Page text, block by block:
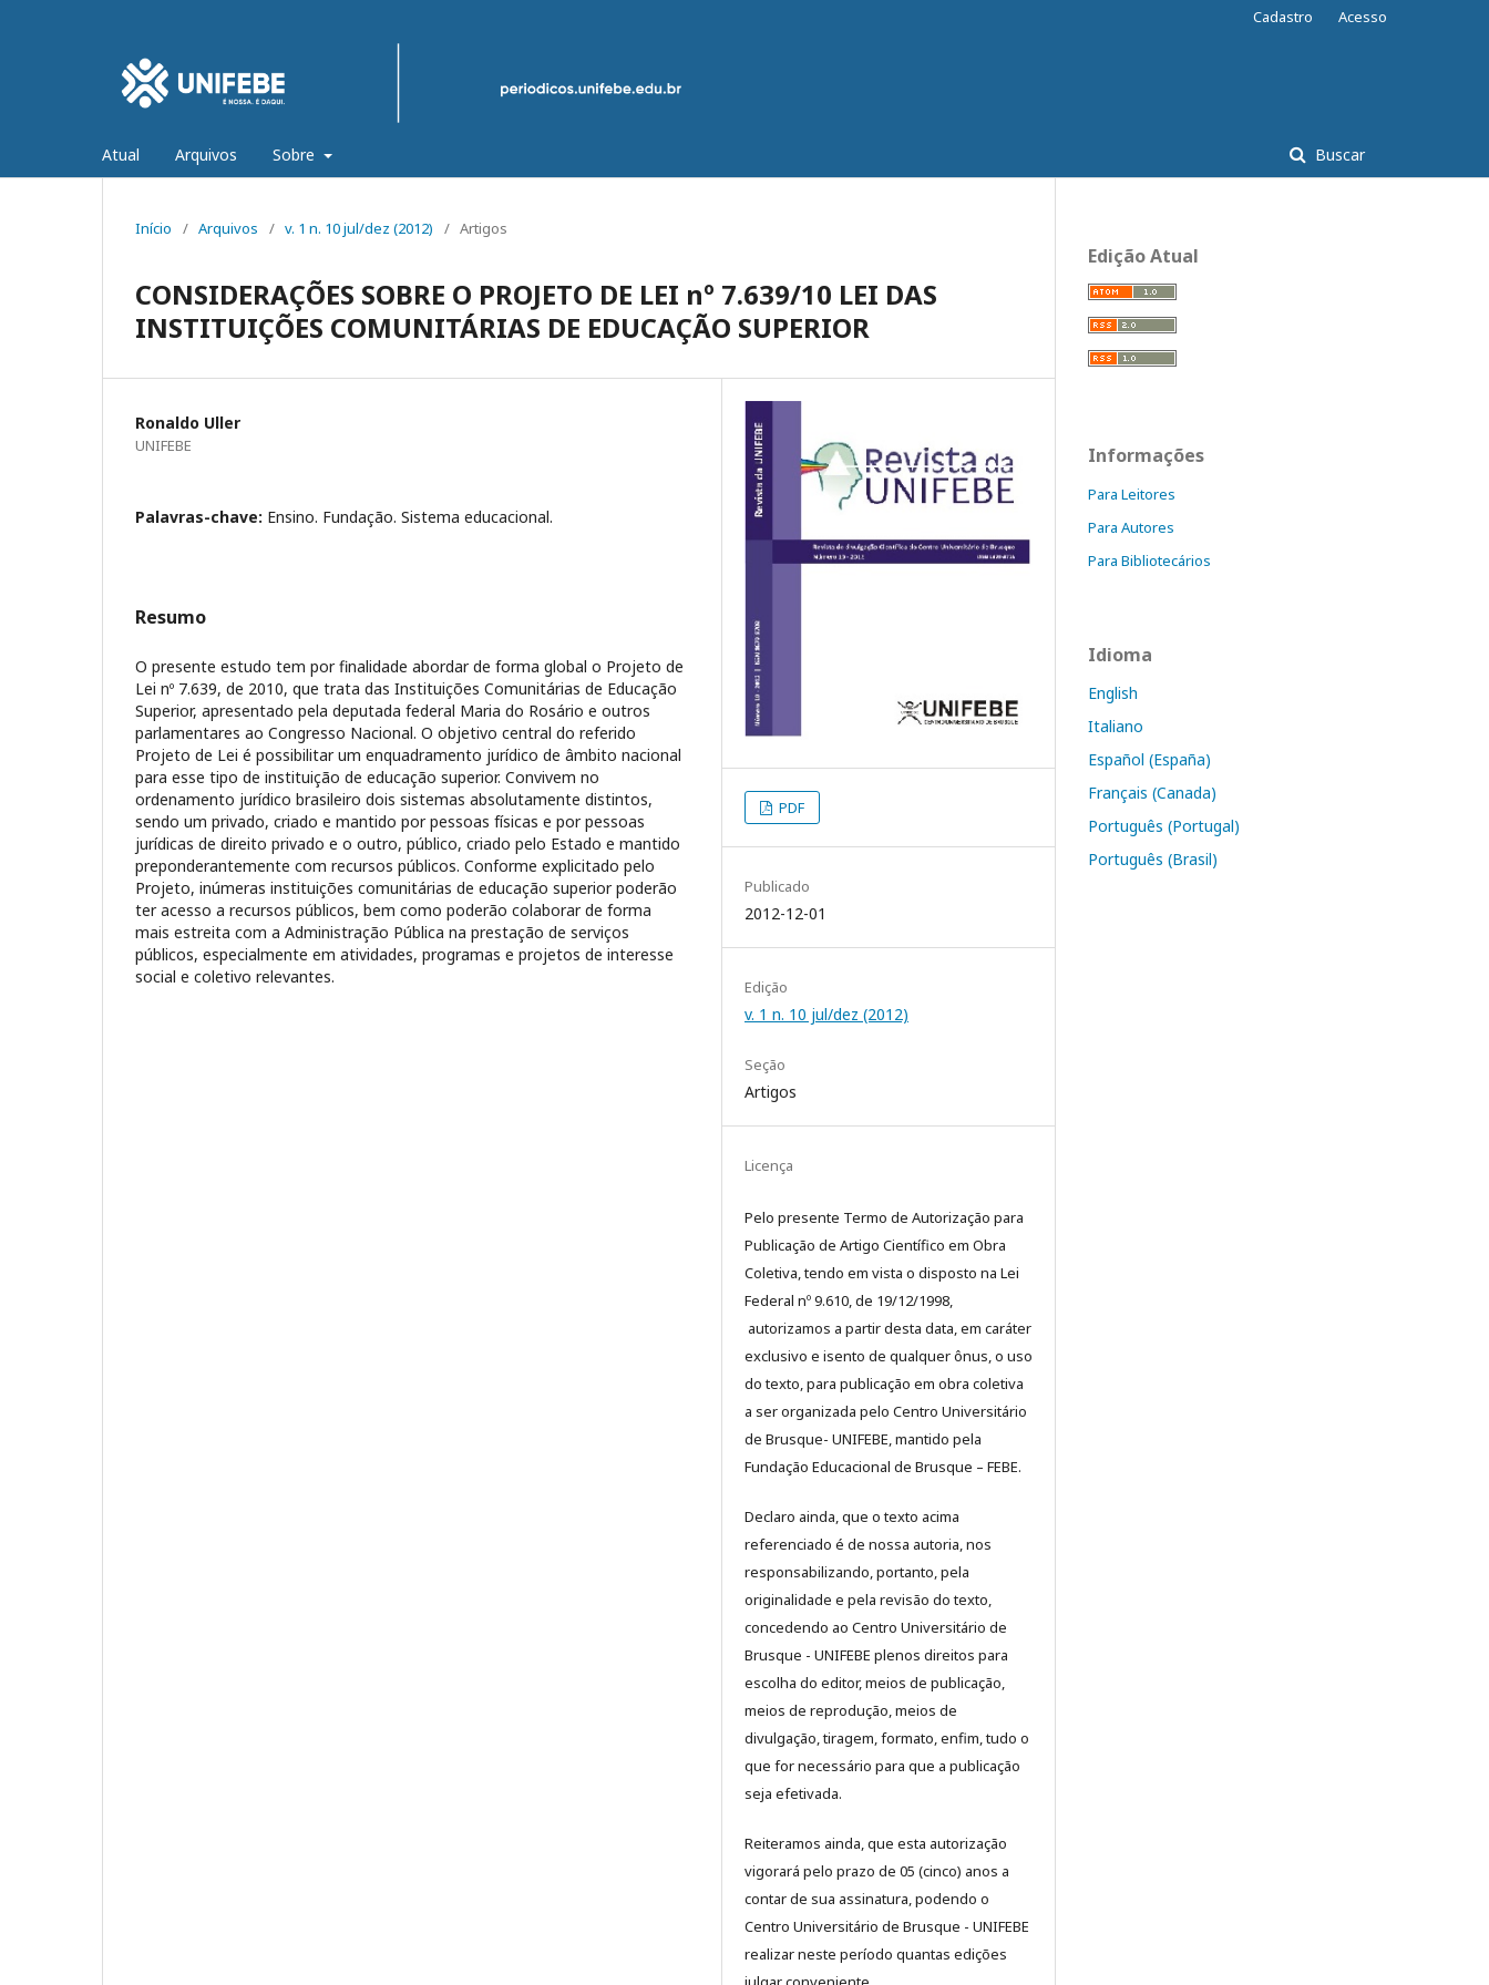
Atual Arquivos Sobre Buscar
Cadastro Acesso
Início / Arquivos / v. 1 n. 10 jul/dez (2012) / Artigos
CONSIDERAÇÕES SOBRE O PROJETO DE LEI nº 7.639/10 LEI DAS
INSTITUIÇÕES COMUNITÁRIAS DE EDUCAÇÃO SUPERIOR
Ronaldo Uller
UNIFEBE
Palavras-chave: Ensino. Fundação. Sistema educacional.
Resumo
O presente estudo tem por finalidade abordar de forma global o Projeto de
Lei nº 7.639, de 2010, que trata das Instituições Comunitárias de Educação
Superior, apresentado pela deputada federal Maria do Rosário e outros
parlamentares ao Congresso Nacional. O objetivo central do referido
Projeto de Lei é possibilitar um enquadramento jurídico de âmbito nacional
para esse tipo de instituição de educação superior. Convivem no
ordenamento jurídico brasileiro dois sistemas absolutamente distintos,
sendo um privado, criado e mantido por pessoas físicas e por pessoas
jurídicas de direito privado e o outro, público, criado pelo Estado e mantido
preponderantemente com recursos públicos. Conforme explicitado pelo
Projeto, inúmeras instituições comunitárias de educação superior poderão
ter acesso a recursos públicos, bem como poderão colaborar de forma
mais estreita com a Administração Pública na prestação de serviços
públicos, especialmente em atividades, programas e projetos de interesse
social e coletivo relevantes.
PDF
Publicado
2012-12-01
Edição
v. 1 n. 10 jul/dez (2012)
Seção
Artigos
Licença
Pelo presente Termo de Autorização para
Publicação de Artigo Científico em Obra
Coletiva, tendo em vista o disposto na Lei
Federal nº 9.610, de 19/12/1998,
autorizamos a partir desta data, em caráter
exclusivo e isento de qualquer ônus, o uso
do texto, para publicação em obra coletiva
a ser organizada pelo Centro Universitário
de Brusque- UNIFEBE, mantido pela
Fundação Educacional de Brusque – FEBE.
Declaro ainda, que o texto acima
referenciado é de nossa autoria, nos
responsabilizando, portanto, pela
originalidade e pela revisão do texto,
concedendo ao Centro Universitário de
Brusque - UNIFEBE plenos direitos para
escolha do editor, meios de publicação,
meios de reprodução, meios de
divulgação, tiragem, formato, enfim, tudo o
que for necessário para que a publicação
seja efetivada.
Reiteramos ainda, que esta autorização
vigorará pelo prazo de 05 (cinco) anos a
contar de sua assinatura, podendo o
Centro Universitário de Brusque - UNIFEBE
realizar neste período quantas edições
Edição Atual
Informações
Para Leitores
Para Autores
Para Bibliotecários
Idioma
English
Italiano
Español (España)
Français (Canada)
Português (Portugal)
Português (Brasil)